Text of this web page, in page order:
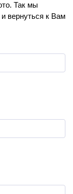
Так мы
вернуться к Вам